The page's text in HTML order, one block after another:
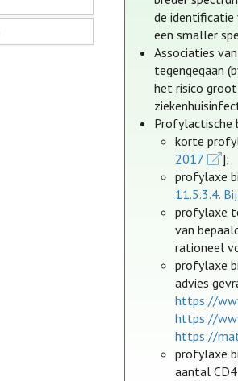
de identificatie
een smaller
Associaties
tegengegaan
het risico
Profylactische
korte
2017
];
profylaxe
11.5.3.4.
profylaxe
van
rationeel
profylaxe
advies
https://
https://
https://
profylaxe
aantal